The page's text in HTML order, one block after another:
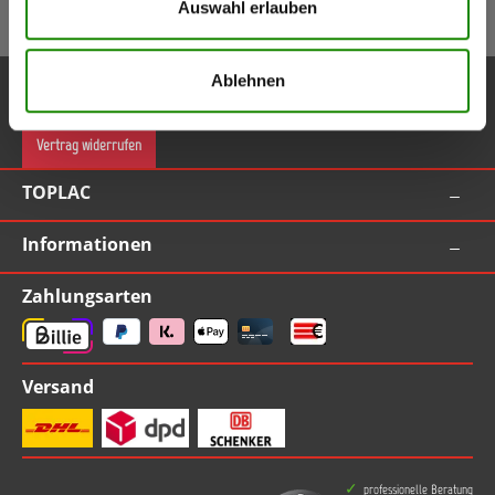
Auswahl erlauben
Ablehnen
Gutschein bei Anmeldung (ab Bestellwert 55,00 EUR inkl. MwSt.)
Vertrag widerrufen
TOPLAC
Informationen
Zahlungsarten
Versand
professionelle Beratung